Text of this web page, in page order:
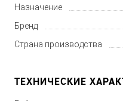
Назначение
Бренд
Страна производства
ТЕХНИЧЕСКИЕ